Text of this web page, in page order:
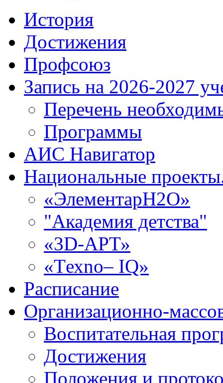
История
Достижения
Профсоюз
Запись на 2026-2027
Перечень
Программы
АИС Навигатор
Национальные
«ЭлементарH2O»
"Академия детства"
«3D-АРТ»
«Tехno– IQ»
Расписание
Организационно-
Воспитательная
Достижения
Положения и